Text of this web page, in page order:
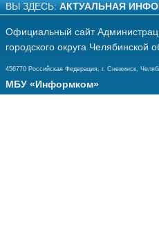
ВЫ ЗДЕСЬ: АКТУАЛЬНАЯ
Официальный сайт
городского округа Челябинской
456770 Российская Федерация, г. Снежинск,
МБУ «Информком»